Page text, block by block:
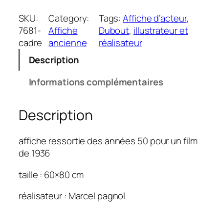
a
n
t
i
C
é
s
a
r
.
0
SKU:
7681-
cadre
Category:
Affiche
ancienne
Tags:Affiche d’acteur
Dubout, illustrateur et
réalisateur
Description
Informations complémentaires
Description
affiche ressortie des années 50 pour un film
de 1936
taille : 60×80 cm
réalisateur : Marcel pagnol